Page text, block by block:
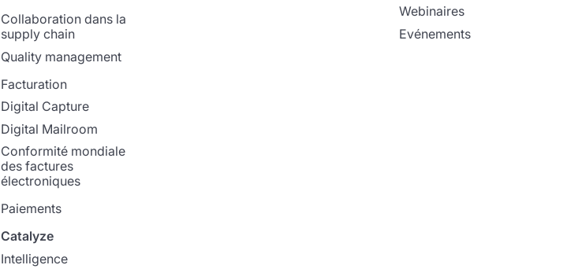
Collaboration dans la
supply chain
Quality management
Facturation
Digital Capture
Digital Mailroom
Conformité mondiale
des factures
électroniques
Paiements
Catalyze
Intelligence
Webinaires
Evénements